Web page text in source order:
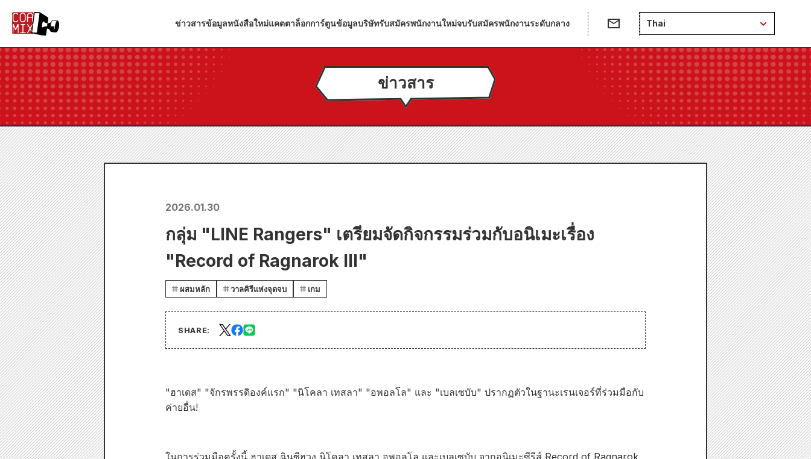
ข่าวสารข้อมูลหนังสือใหม่แคตตาล็อกการ์ตูนข้อมูลบริษัทรับสมัครพนักงานใหม่จบรับสมัครพนักงานระดับกลาง Thai
ข่าวสาร
2026.01.30
กลุ่ม "LINE Rangers" เตรียมจัดกิจกรรมร่วมกับอนิเมะเรื่อง
"Record of Ragnarok III"
ผสมหลัก วาลคิรีแห่งจุดจบ เกม
SHARE:
"ฮาเดส" "จักรพรรดิองค์แรก" "นิโคลา เทสลา" "อพอลโล" และ "เบลเซบับ" ปรากฏตัวในฐานะเรนเจอร์ที่ร่วมมือกับ
ค่ายอื่น!
ในการร่วมมือครั้งนี้ ฮาเดส ฉินซีฮวง นิโคลา เทสลา อพอลโล และเบลเซบับ จากอนิเมะซีรีส์ Record of Ragnarok